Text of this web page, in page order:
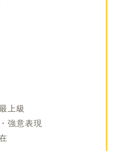
上級
強意表現